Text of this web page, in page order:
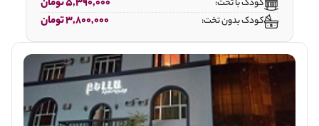
کودک با تخت: 5,390,000 تومان
کودک بدون تخت: 3,800,000 تومان